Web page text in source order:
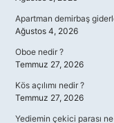
Apartman demirbaş
Ağustos 4, 2026
Oboe nedir ?
Temmuz 27, 2026
Kös açılımı nedir ?
Temmuz 27, 2026
Yediemin çekici parası